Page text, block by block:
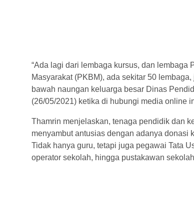
“Ada lagi dari lembaga kursus, dan lembaga
Masyarakat (PKBM), ada sekitar 50
bawah naungan keluarga besar Dinas
(26/05/2021) ketika di hubungi media online
Thamrin menjelaskan, tenaga pendidik dan
menyambut antusias dengan adanya donasi
Tidak hanya guru, tetapi juga pegawai Tata
operator sekolah, hingga pustakawan